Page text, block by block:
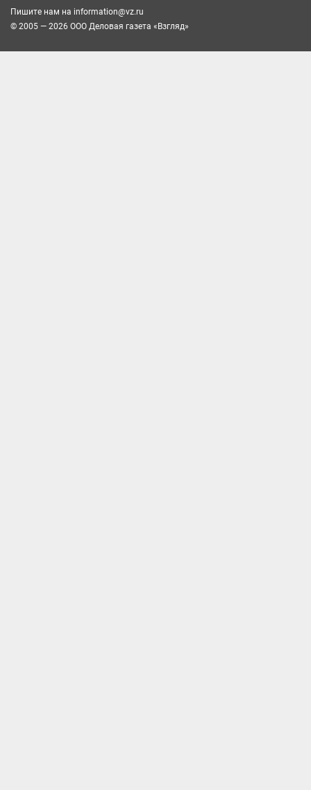
Пишите нам на information@vz.ru
© 2005 — 2026 ООО Деловая газета «Взгляд»